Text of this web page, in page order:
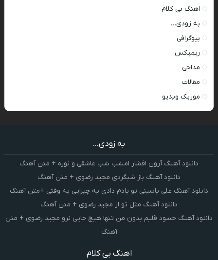
اهنگ بی کلام
به زودی…
بیوگرافی
ریمیکس
مداحی
مقالات
موزیک ویدیو
به زودی...
دانلود آهنگ آرون افشار امشب شب عاشقی و نوره + متن آهنگ
دانلود آهنگ باز شبگردی مجید رضوی + متن آهنگ
دانلود آهنگ علی یاسینی تو یادم دادی یه چیزایی یه وقتی +متن آهنگ
دانلود آهنگ مثل تو از مجید رضوی + متن آهنگ
دانلود آهنگ حسود قلبم بدون من تنها هیچ جایی نرو مجید رضوی + متن
آهنگ
اهنگ بی کلام